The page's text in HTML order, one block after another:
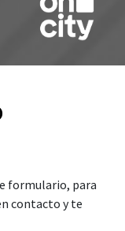
formulario, para
contacto y te